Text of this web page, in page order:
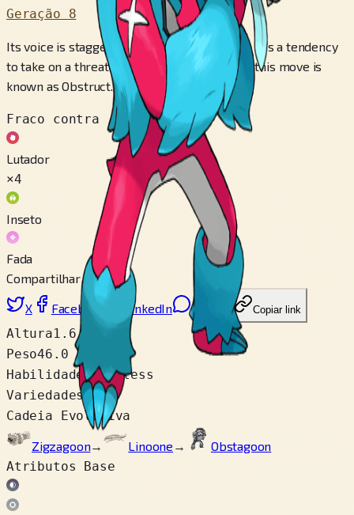
Geração 8
Its voice is staggering in volume. Obstagoon has a tendency
to take on a threatening posture and shout—this move is
known as Obstruct.
Fraco contra
Lutador
×4
Inseto
Fada
Compartilhar
X Facebook LinkedIn Reddit Copiar link
Altura1.6 m
Peso46.0 kg
HabilidadesReckless
Variedades1
Cadeia Evolutiva
Zigzagoon→ Linoone →
Obstagoon
Atributos Base